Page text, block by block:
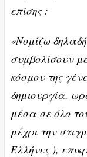
επίσης :
«Νομίζω
συμβολίσουν
κόσμου της
δημιουργία,
μέσα σε όλο
μέχρι την
Ελλήνες ),